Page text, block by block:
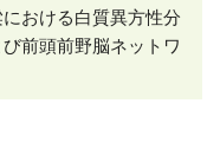
おける白質異方性分
前頭前野脳ネットワ